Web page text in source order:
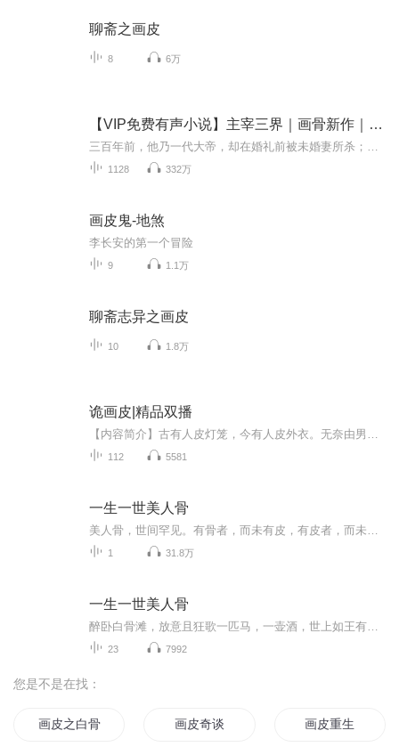
聊斋之画皮
8 6万
【VIP免费有声小说】主宰三界｜画骨新作｜逆天重生
1128 332万
画皮鬼-地煞
李长安的第一个冒险
9 1.1万
聊斋志异之画皮
10 1.8万
诡画皮|精品双播
112 5581
一生一世美人骨
1 31.8万
一生一世美人骨
23 7992
您是不是在找：
画皮之白骨新娘 画皮奇谈 画皮重生